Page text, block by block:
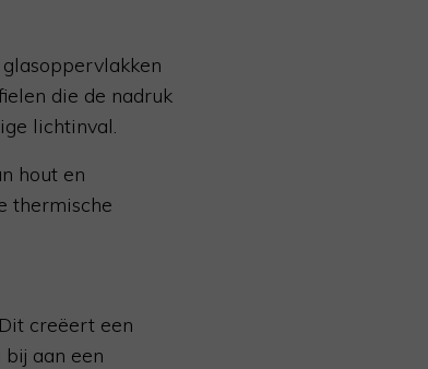
die de nadruk
lichtinval.
hout en
thermische
creëert een
aan een